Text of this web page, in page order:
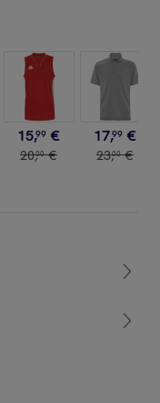
15,99 €
20,00 €
17,99 €
23,00 €